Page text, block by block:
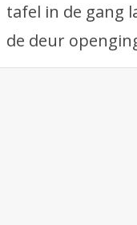
tafel in de gang
de deur